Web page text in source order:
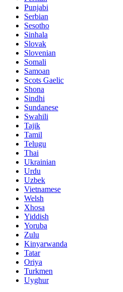
Punjabi
Serbian
Sesotho
Sinhala
Slovak
Slovenian
Somali
Samoan
Scots Gaelic
Shona
Sindhi
Sundanese
Swahili
Tajik
Tamil
Telugu
Thai
Ukrainian
Urdu
Uzbek
Vietnamese
Welsh
Xhosa
Yiddish
Yoruba
Zulu
Kinyarwanda
Tatar
Oriya
Turkmen
Uyghur